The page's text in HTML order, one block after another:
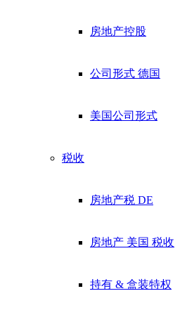
房地产控股
公司形式 德国
美国公司形式
税收
房地产税 DE
房地产 美国 税收
持有 & 盒装特权